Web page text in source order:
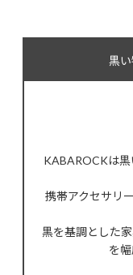
黒
KABAROCKは黒
携帯アクセサリ
黒を基調とした
を